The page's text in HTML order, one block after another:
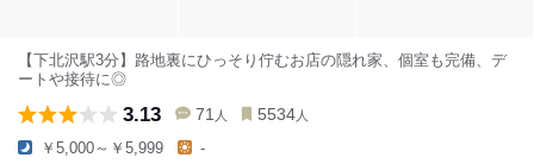
【下北沢駅3分】路地裏にひっそり佇むお店の隠れ家、個室も完備、デ
ートや接待に◎
3.13 71 人 5534 人
￥5,000～￥5,999 -